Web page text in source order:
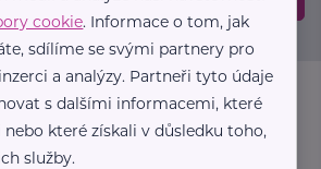
cookie. Informace o tom, jak
sdílíme se svými partnery pro
a analýzy. Partneři tyto údaje
s dalšími informacemi, které
které získali v důsledku toho,
služby.